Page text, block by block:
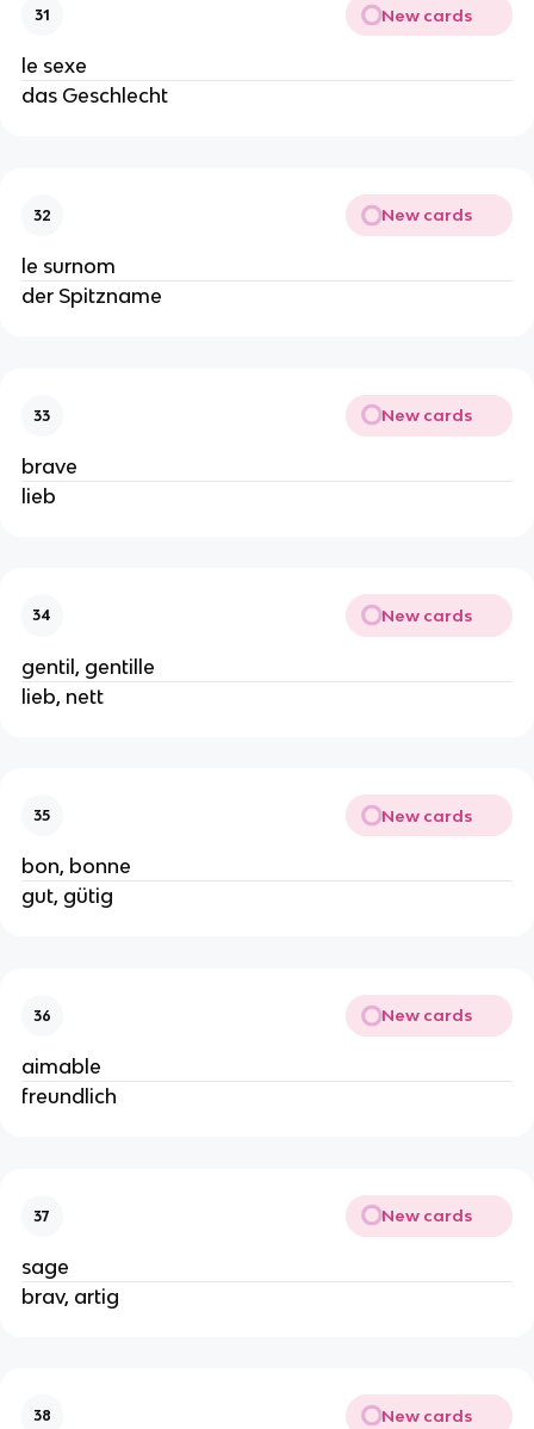
31 New cards
le sexe
das Geschlecht
32 New cards
le surnom
der Spitzname
33 New cards
brave
lieb
34 New cards
gentil, gentille
lieb, nett
35 New cards
bon, bonne
gut, gütig
36 New cards
aimable
freundlich
37 New cards
sage
brav, artig
38 New cards